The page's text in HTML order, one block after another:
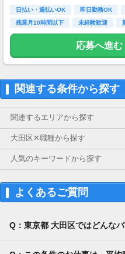
時給1500円×8h勤務×月21日
= 月収25万2000円以上
日払い・週払いOK 即日勤務OK
残業月10時間以下
未経験歓迎
応募へ進む
関連する条件から探す
関連するエリアから探す
大田区✕職種から探す
人気のキーワードから探す
よくあるご質問
Q：東京都 大田区ではどんな